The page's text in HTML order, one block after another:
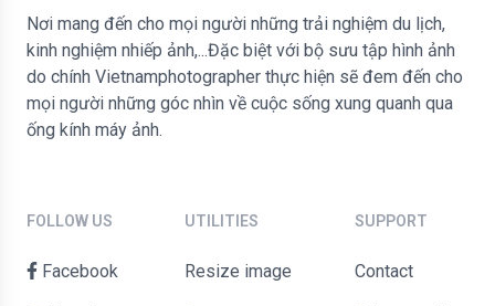
Nơi mang đến cho mọi người những trải nghiệm du lịch,
kinh nghiệm nhiếp ảnh,...Đặc biệt với bộ sưu tập hình ảnh
do chính Vietnamphotographer thực hiện sẽ đem đến cho
mọi người những góc nhìn về cuộc sống xung quanh qua
ống kính máy ảnh.
FOLLOW US
Facebook
UTILITIES
Resize image
SUPPORT
contact